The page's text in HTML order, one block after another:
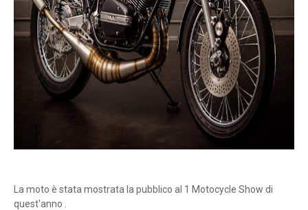
La moto è stata mostrata la pubblico al 1 Motocycle Show di
quest'anno .